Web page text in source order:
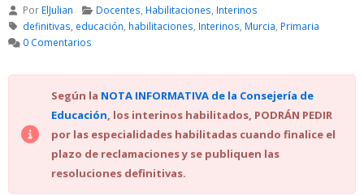
Por ElJulian Docentes Habilitaciones Interinos
definitivas educación habilitaciones Interinos Murcia Primaria
0 Comentarios
Según la NOTA INFORMATIVA de la Consejería de
Educación, los interinos habilitados, PODRÁN PEDIR
por las especialidades habilitadas cuando finalice el
plazo de reclamaciones y se publiquen las
resoluciones definitivas.